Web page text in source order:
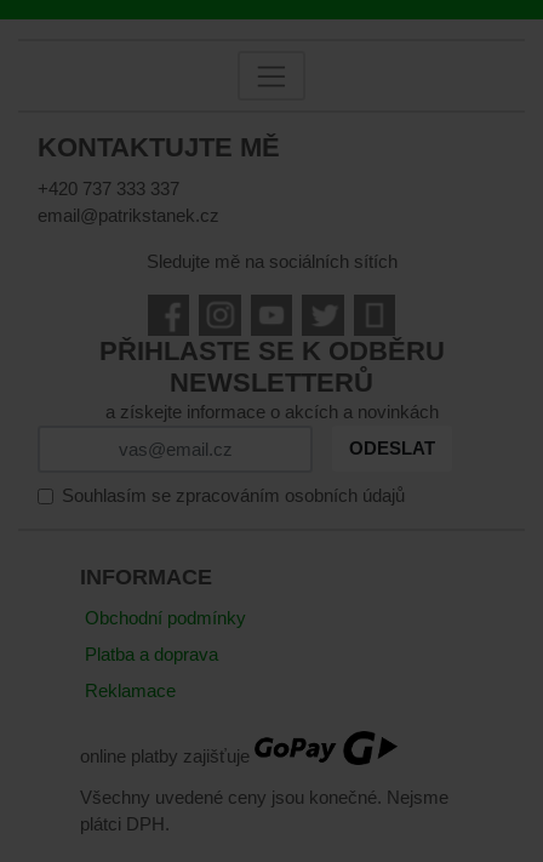
KONTAKTUJTE MĚ
+420 737 333 337
email@patrikstanek.cz
Sledujte mě na sociálních sítích
PŘIHLASTE SE K ODBĚRU
NEWSLETTERŮ
a získejte informace o akcích a novinkách
ODESLAT
Souhlasím se zpracováním osobních údajů
INFORMACE
Obchodní podmínky
Platba a doprava
Reklamace
online platby zajišťuje
Všechny uvedené ceny jsou konečné. Nejsme
plátci DPH.